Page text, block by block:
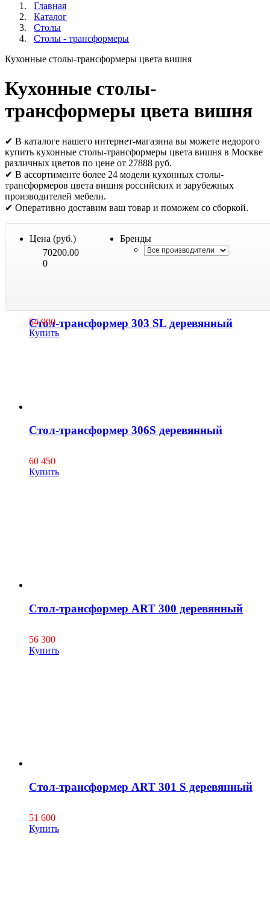
Главная
Каталог
Столы
Столы - трансформеры
Кухонные столы-трансформеры цвета вишня
Кухонные столы-
трансформеры цвета вишня
✔ В каталоге нашего интернет-магазина вы можете недорого
купить кухонные столы-трансформеры цвета вишня в Москве
различных цветов по цене от 27888 руб.
✔ В ассортименте более 24 модели кухонных столы-
трансформеров цвета вишня российских и зарубежных
производителей мебели.
✔ Оперативно доставим ваш товар и поможем со сборкой.
Цена (руб.)
70200.00
0
Бренды
Стол-трансформер 303 SL деревянный
54 900
Купить
Стол-трансформер 306S деревянный
60 450
Купить
Стол-трансформер ART 300 деревянный
56 300
Купить
Стол-трансформер ART 301 S деревянный
51 600
Купить